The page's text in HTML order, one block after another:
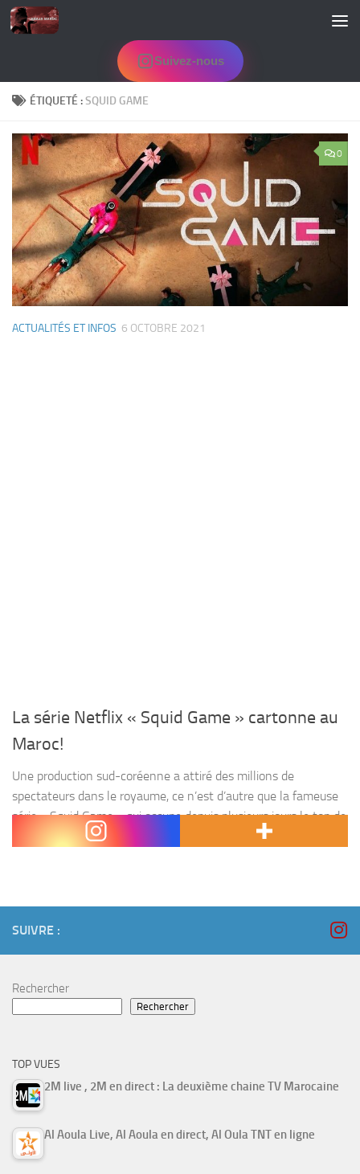
Skip to content
Suivez-nous
ÉTIQUETÉ :SQUID GAME
0
ACTUALITÉS ET INFOS 6 OCTOBRE 2021
La série Netflix « Squid Game » cartonne au
Maroc!
Une production sud-coréenne a attiré des millions de
spectateurs dans le royaume, ce n’est d’autre que la fameuse
série « Squid Game » qui occupe depuis plusieurs jours le top de
la tendance sur Netflix. Derrière...
SUIVRE :
Rechercher
Rechercher
TOP VUES
2M live , 2M en direct : La deuxième chaine TV Marocaine
Al Aoula Live, Al Aoula en direct, Al Oula TNT en ligne